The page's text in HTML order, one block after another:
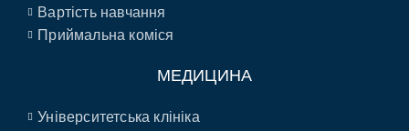
Вартість навчання
Приймальна коміся
МЕДИЦИНА
Університетська клініка